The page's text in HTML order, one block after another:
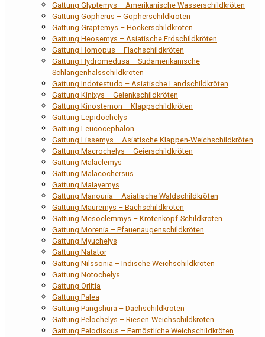
Gattung Glyptemys – Amerikanische Wasserschildkröten
Gattung Gopherus – Gopherschildkröten
Gattung Graptemys – Höckerschildkröten
Gattung Heosemys – Asiatische Erdschildkröten
Gattung Homopus – Flachschildkröten
Gattung Hydromedusa – Südamerikanische
Schlangenhalsschildkröten
Gattung Indotestudo – Asiatische Landschildkröten
Gattung Kinixys – Gelenkschildkröten
Gattung Kinosternon – Klappschildkröten
Gattung Lepidochelys
Gattung Leucocephalon
Gattung Lissemys – Asiatische Klappen-Weichschildkröten
Gattung Macrochelys – Geierschildkröten
Gattung Malaclemys
Gattung Malacochersus
Gattung Malayemys
Gattung Manouria – Asiatische Waldschildkröten
Gattung Mauremys – Bachschildkröten
Gattung Mesoclemmys – Krötenkopf-Schildkröten
Gattung Morenia – Pfauenaugenschildkröten
Gattung Myuchelys
Gattung Natator
Gattung Nilssonia – Indische Weichschildkröten
Gattung Notochelys
Gattung Orlitia
Gattung Palea
Gattung Pangshura – Dachschildkröten
Gattung Pelochelys – Riesen-Weichschildkröten
Gattung Pelodiscus – Fernöstliche Weichschildkröten